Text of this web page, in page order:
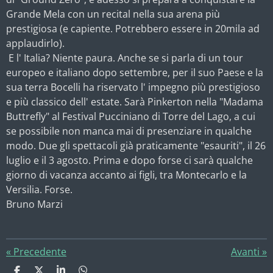
Grande Mela con un recital nella sua arena più
prestigiosa (e capiente. Potrebbero essere in 20mila ad
applaudirlo).
E l' Italia? Niente paura. Anche se si parla di un tour
europeo e italiano dopo settembre, per il suo Paese e la
sua terra Bocelli ha riservato l' impegno più prestigioso
e più classico dell' estate. Sarà Pinkerton nella "Madama
Buttrefly" al Festival Pucciniano di Torre del Lago, a cui
se possibile non manca mai di presenziare in qualche
modo. Due gli spettacoli già praticamente "esauriti", il 26
luglio e il 3 agosto. Prima e dopo forse ci sarà qualche
giorno di vacanza accanto ai figli, tra Montecarlo e la
Versilia. Forse.
Bruno Marzi
« Precedente Avanti »